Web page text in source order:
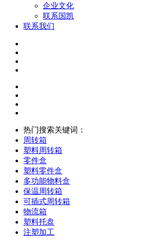
企业文化
联系国凯
联系我们
热门搜索关键词：
周转箱
塑料周转箱
零件盒
塑料零件盒
多功能物料盒
保温周转箱
可插式周转箱
物流箱
塑料托盘
注塑加工